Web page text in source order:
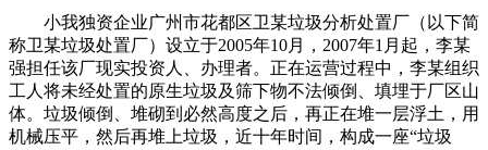
小我独资企业广州市花都区卫某垃圾分析处置厂（以下简
称卫某垃圾处置厂）设立于2005年10月，2007年1月起，李某
强担任该厂现实投资人、办理者。正在运营过程中，李某组织
工人将未经处置的原生垃圾及筛下物不法倾倒、填埋于厂区山
体。垃圾倾倒、堆砌到必然高度之后，再正在堆一层浮土，用
机械压平，然后再堆上垃圾，近十年时间，构成一座“垃圾